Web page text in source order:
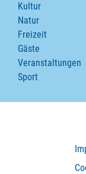
Kultur
Natur
Freizeit
Gäste
Veranstaltungen
Sport